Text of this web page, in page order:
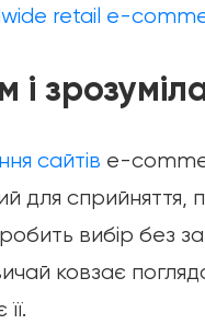
retail e-
і
сайтів e-
для сприйняття,
вибір без
ковзає